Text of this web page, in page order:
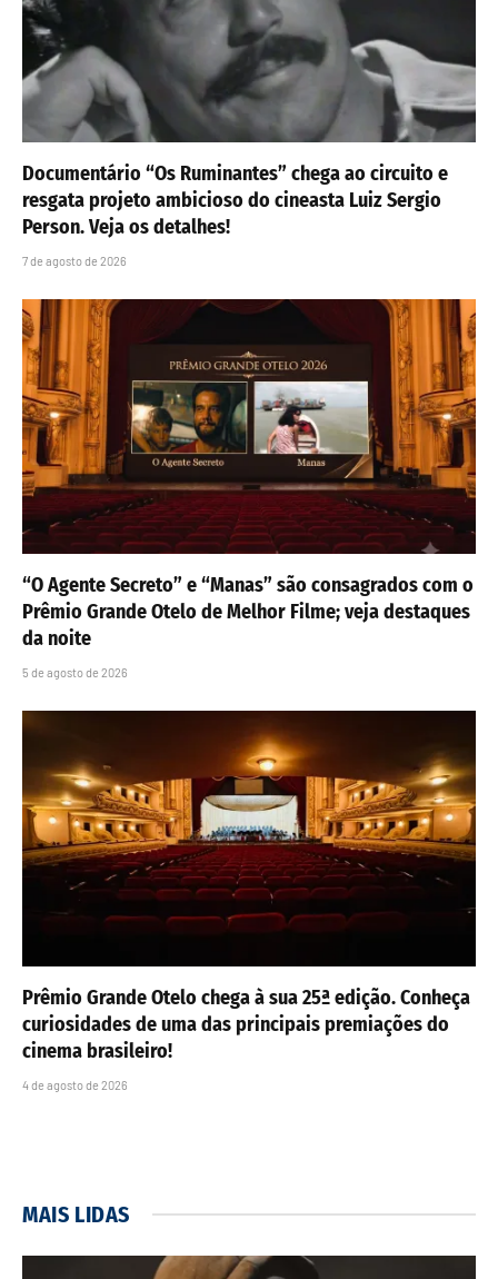
Documentário “Os Ruminantes” chega ao circuito e
resgata projeto ambicioso do cineasta Luiz Sergio
Person. Veja os detalhes!
7 de agosto de 2026
“O Agente Secreto” e “Manas” são consagrados com o
Prêmio Grande Otelo de Melhor Filme; veja destaques
da noite
5 de agosto de 2026
Prêmio Grande Otelo chega à sua 25ª edição. Conheça
curiosidades de uma das principais premiações do
cinema brasileiro!
4 de agosto de 2026
MAIS LIDAS